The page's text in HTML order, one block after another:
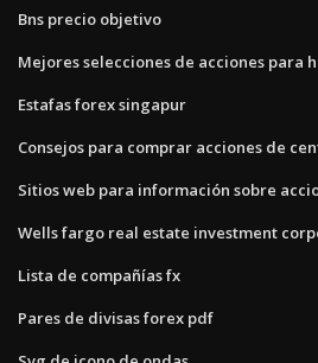
Bns precio objetivo
Mejores selecciones de acciones para
Estafas forex singapur
Consejos para comprar acciones de
Sitios web para información sobre
Wells fargo real estate investment
Lista de compañías fx
Pares de divisas forex pdf